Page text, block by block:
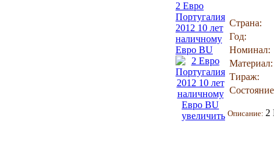
2 Евро
Португалия
2012 10 лет
наличному
Евро BU
увеличить
Страна:
Год:
Номинал:
Материал:
Тираж:
Описание: 2